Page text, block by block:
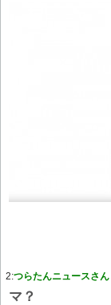
2:つらたんニュースさん
マ？